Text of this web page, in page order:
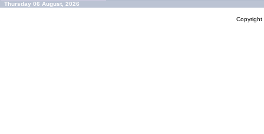
Thursday 06 August, 2026